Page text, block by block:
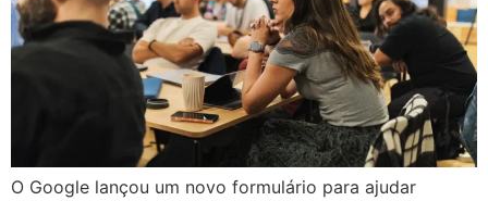
O Google lançou um novo formulário para ajudar